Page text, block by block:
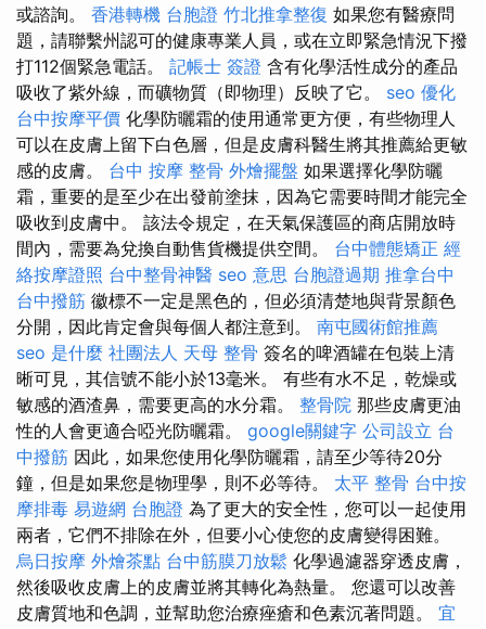
或諮詢。 香港轉機 台胞證 竹北推拿整復 如果您有醫療問
題，請聯繫州認可的健康專業人員，或在立即緊急情況下撥
打112個緊急電話。 記帳士 簽證 含有化學活性成分的產品
吸收了紫外線，而礦物質（即物理）反映了它。 seo 優化
台中按摩平價 化學防曬霜的使用通常更方便，有些物理人
可以在皮膚上留下白色層，但是皮膚科醫生將其推薦給更敏
感的皮膚。 台中 按摩 整骨 外燴擺盤 如果選擇化學防曬
霜，重要的是至少在出發前塗抹，因為它需要時間才能完全
吸收到皮膚中。 該法令規定，在天氣保護區的商店開放時
間內，需要為兌換自動售貨機提供空間。 台中體態矯正 經
絡按摩證照 台中整骨神醫 seo 意思 台胞證過期 推拿台中
台中撥筋 徽標不一定是黑色的，但必須清楚地與背景顏色
分開，因此肯定會與每個人都注意到。 南屯國術館推薦
seo 是什麼 社團法人 天母 整骨 簽名的啤酒罐在包裝上清
晰可見，其信號不能小於13毫米。 有些有水不足，乾燥或
敏感的酒渣鼻，需要更高的水分霜。 整骨院 那些皮膚更油
性的人會更適合啞光防曬霜。 google關鍵字 公司設立 台
中撥筋 因此，如果您使用化學防曬霜，請至少等待20分
鐘，但是如果您是物理學，則不必等待。 太平 整骨 台中按
摩排毒 易遊網 台胞證 為了更大的安全性，您可以一起使用
兩者，它們不排除在外，但要小心使您的皮膚變得困難。
烏日按摩 外燴茶點 台中筋膜刀放鬆 化學過濾器穿透皮膚，
然後吸收皮膚上的皮膚並將其轉化為熱量。 您還可以改善
皮膚質地和色調，並幫助您治療痤瘡和色素沉著問題。 宜